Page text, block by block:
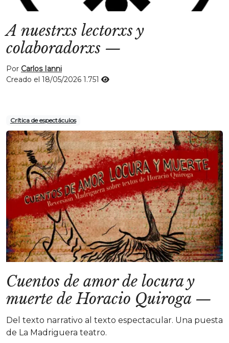
A nuestrxs lectorxs y
colaboradorxs —
Por Carlos Ianni
Creado el 18/05/2026 1.751
Crítica de espectáculos
Cuentos de amor de locura y
muerte de Horacio Quiroga —
Del texto narrativo al texto espectacular. Una puesta
de La Madriguera teatro.